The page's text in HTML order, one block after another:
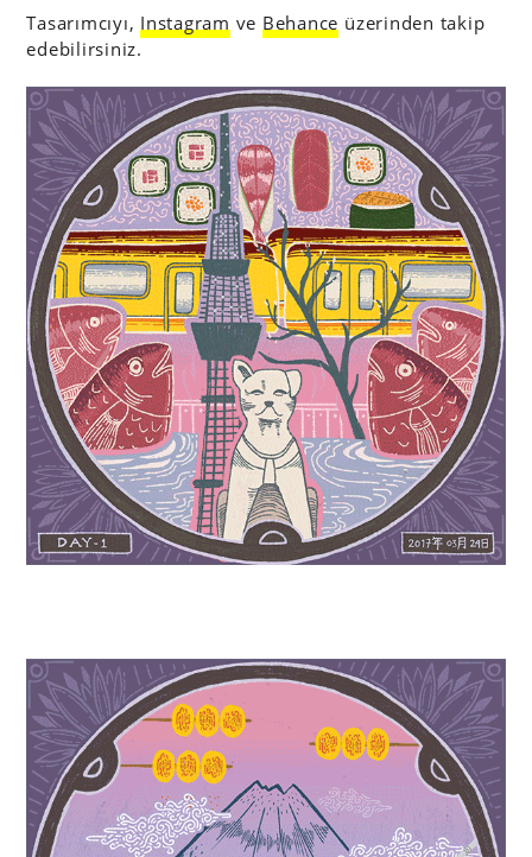
Tasarımcıyı, Instagram ve Behance üzerinden takip
edebilirsiniz.